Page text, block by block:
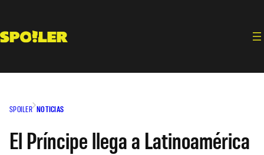
contenido
SPOILER NOTICIAS
El Príncipe llega a Latinoamérica